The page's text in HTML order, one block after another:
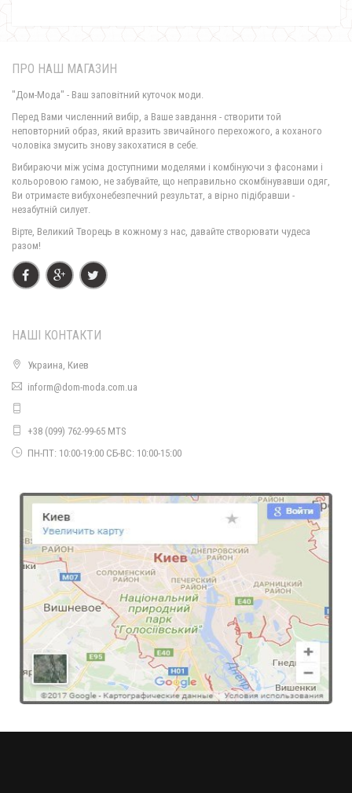
ПРО НАШ МАГАЗИН
"Дом-Мода" - Ваш заповітний куточок моди.
Перед Вами численний вибір, а Ваше завдання - створити той
неповторний образ, який вразить звичайного перехожого, а коханого
чоловіка змусить знову закохатися в себе.
Вибираючи між усіма доступними моделями і комбінуючи з фасонами і
кольоровою гамою, не забувайте, що неправильно скомбінувавши одяг,
Ви отримаєте вибухонебезпечний результат, а вірно підібравши -
незабутній силует.
Вірте, Великий Творець в кожному з нас, давайте створювати чудеса
разом!
НАШІ КОНТАКТИ
Украина, Киев
inform@dom-moda.com.ua
+38 (099) 762-99-65 MTS
ПН-ПТ: 10:00-19:00 СБ-ВС: 10:00-15:00